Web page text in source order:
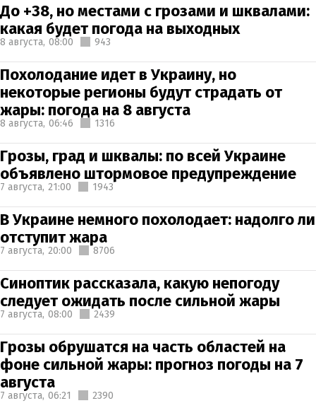
До +38, но местами с грозами и шквалами:
какая будет погода на выходных
8 августа, 08:00 943
Похолодание идет в Украину, но
некоторые регионы будут страдать от
жары: погода на 8 августа
8 августа, 06:46 1316
Грозы, град и шквалы: по всей Украине
объявлено штормовое предупреждение
7 августа, 21:00 1943
В Украине немного похолодает: надолго ли
отступит жара
7 августа, 20:00 8706
Синоптик рассказала, какую непогоду
следует ожидать после сильной жары
7 августа, 08:00 2439
Грозы обрушатся на часть областей на
фоне сильной жары: прогноз погоды на 7
августа
7 августа, 06:21 2390